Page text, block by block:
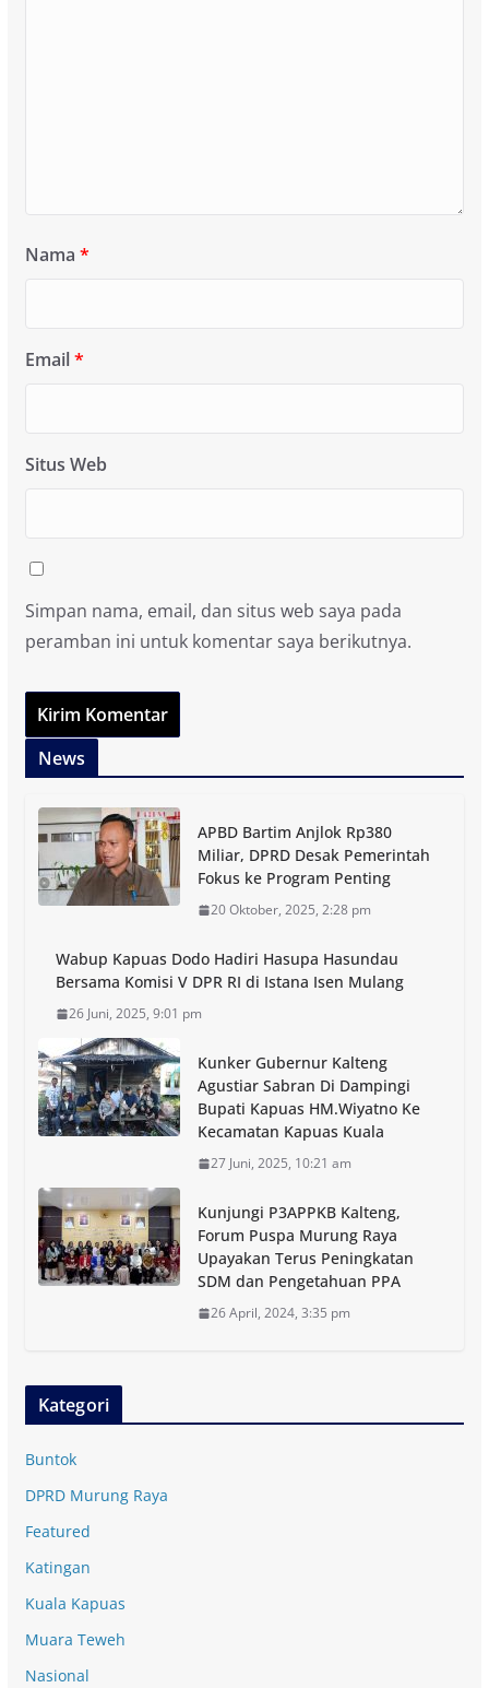
Nama *
Email*
Situs Web
Simpan nama, email, dan situs web saya pada
peramban ini untuk komentar saya berikutnya.
News
APBD Bartim Anjlok Rp380
Miliar, DPRD Desak Pemerintah
Fokus ke Program Penting
20 Oktober, 2025, 2:28 pm
Wabup Kapuas Dodo Hadiri Hasupa Hasundau
Bersama Komisi V DPR RI di Istana Isen Mulang
26 Juni, 2025, 9:01 pm
Kunker Gubernur Kalteng
Agustiar Sabran Di Dampingi
Bupati Kapuas HM.Wiyatno Ke
Kecamatan Kapuas Kuala
27 Juni, 2025, 10:21 am
Kunjungi P3APPKB Kalteng,
Forum Puspa Murung Raya
Upayakan Terus Peningkatan
SDM dan Pengetahuan PPA
26 April, 2024, 3:35 pm
Kategori
Buntok
DPRD Murung Raya
Featured
Katingan
Kuala Kapuas
Muara Teweh
Nasional